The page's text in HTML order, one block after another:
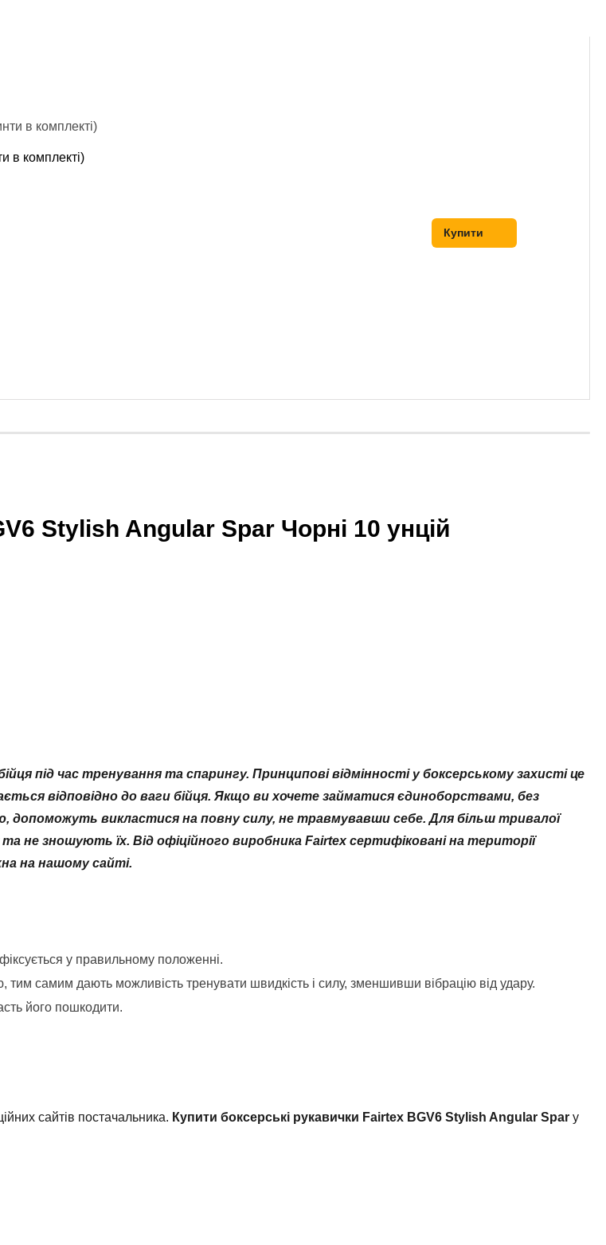
в комплекті)
Купити
Stylish Angular Spar Чорні 10 унцій
під час тренування та спарингу. Принципові відмінності у боксерському захисті це
відповідно до ваги бійця. Якщо ви хочете займатися єдиноборствами, без
викластися на повну силу, не травмувавши себе. Для більш тривалої
зношують їх. Від офіційного виробника Fairtex сертифіковані на території
на нашому сайті.
у правильному положенні.
тим самим дають можливість тренувати швидкість і силу, зменшивши вібрацію від удару.
його пошкодити.
сайтів постачальника. Купити боксерські рукавички Fairtex BGV6 Stylish Angular Spar у